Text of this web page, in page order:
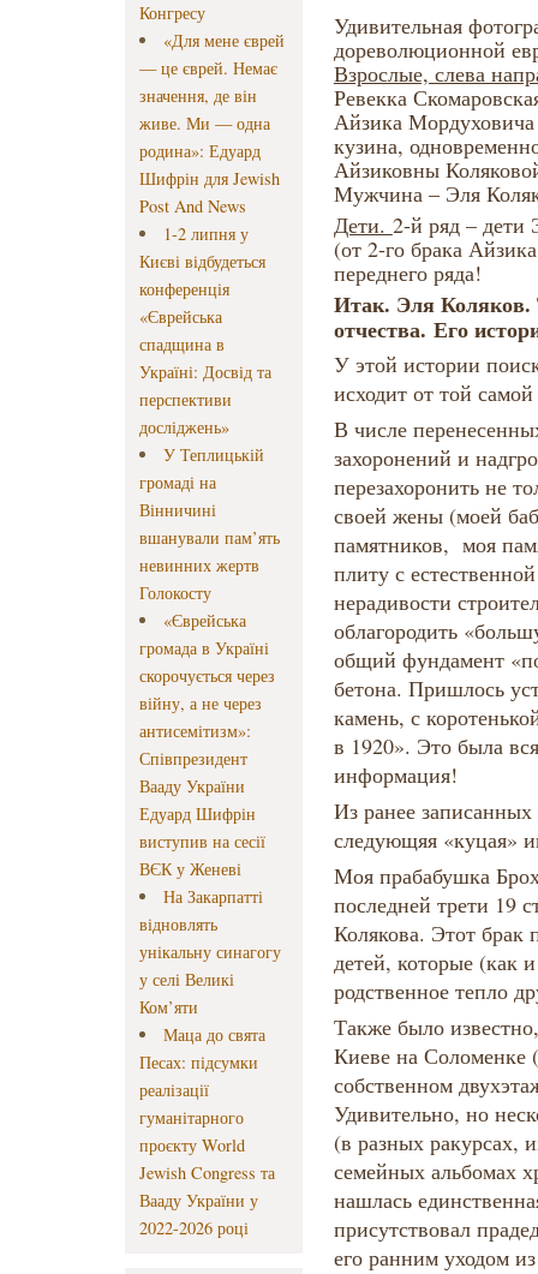
Конгресу
«Для мене єврей
— це єврей. Немає
значення, де він
живе. Ми — одна
родина»: Едуард
Шифрін для Jewish
Post And News
1-2 липня у
Києві відбудеться
конференція
«Єврейська
спадщина в
Україні: Досвід та
перспективи
досліджень»
У Теплицькій
громаді на
Вінничині
вшанували пам’ять
невинних жертв
Голокосту
«Єврейська
громада в Україні
скорочується через
війну, а не через
антисемітизм»:
Співпрезидент
Вааду України
Едуард Шифрін
виступив на сесії
ВЄК у Женеві
На Закарпатті
відновлять
унікальну синагогу
у селі Великі
Ком’яти
Маца до свята
Песах: підсумки
реалізації
гуманітарного
проєкту World
Jewish Congress та
Вааду України у
2022-2026 році
Удивительная
дореволюционной
Взрослые, слева
Ревекка
Айзика Мордуховича
кузина,
Айзиковны
Мужчина – Эля
Дети. 2-й ряд – дети
(от 2-го брака
переднего ряда!
Итак. Эля Коляков.
отчества. Его
У этой истории
исходит от той
В числе
захоронений и
перезахоронить не
своей жены (моей
памятников, моя
плиту с
нерадивости
облагородить
общий фундамент
бетона. Пришлось
камень, с
в 1920». Это была
информация!
Из ранее
следующяя «куцая»
Моя прабабушка
последней трети 19
Колякова. Этот брак
детей, которые (как
родственное тепло
Также было
Киеве на Соломенке
собственном
Удивительно, но
(в разных ракурсах,
семейных альбомах
нашлась
присутствовал
его ранним уходом